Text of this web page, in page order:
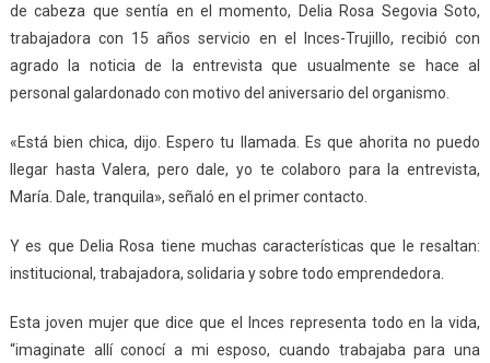
de cabeza que sentía en el momento, Delia Rosa Segovia Soto,
trabajadora con 15 años servicio en el Inces-Trujillo, recibió con
agrado la noticia de la entrevista que usualmente se hace al
personal galardonado con motivo del aniversario del organismo.
«Está bien chica, dijo. Espero tu llamada. Es que ahorita no puedo
llegar hasta Valera, pero dale, yo te colaboro para la entrevista,
María. Dale, tranquila», señaló en el primer contacto.
Y es que Delia Rosa tiene muchas características que le resaltan:
institucional, trabajadora, solidaria y sobre todo emprendedora.
Esta joven mujer que dice que el Inces representa todo en la vida,
“imaginate allí conocí a mi esposo, cuando trabajaba para una